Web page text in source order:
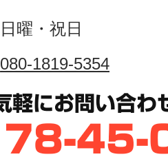
日曜・祝日
080-1819-5354